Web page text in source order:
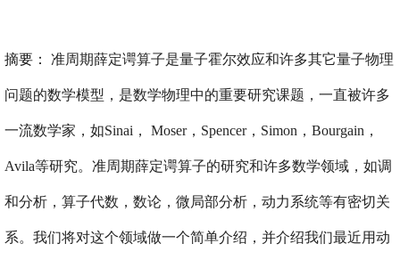
摘要： 准周期薛定谔算子是量子霍尔效应和许多其它量子物理
问题的数学模型，是数学物理中的重要研究课题，一直被许多
一流数学家，如Sinai， Moser，Spencer，Simon，Bourgain，
Avila等研究。准周期薛定谔算子的研究和许多数学领域，如调
和分析，算子代数，数论，微局部分析， 动力系统等有密切关
系。我们将对这个领域做一个简单介绍，并介绍我们最近用动